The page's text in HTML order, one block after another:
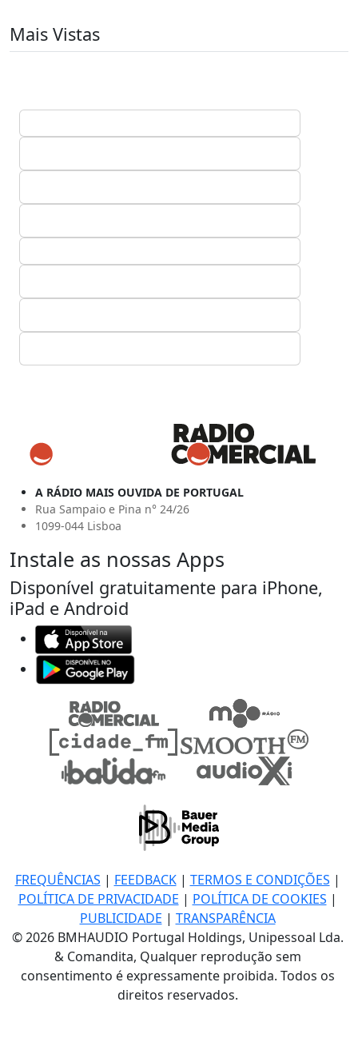
Mais Vistas
A RÁDIO MAIS OUVIDA DE PORTUGAL
Rua Sampaio e Pina n° 24/26
1099-044 Lisboa
Instale as nossas Apps
Disponível gratuitamente para iPhone,
iPad e Android
FREQUÊNCIAS | FEEDBACK| TERMOS E CONDIÇÕES |
POLÍTICA DE PRIVACIDADE | POLÍTICA DE COOKIES |
PUBLICIDADE | TRANSPARÊNCIA
© 2026 BMHAUDIO Portugal Holdings, Unipessoal Lda.
& Comandita, Qualquer reprodução sem
consentimento é expressamente proibida. Todos os
direitos reservados.